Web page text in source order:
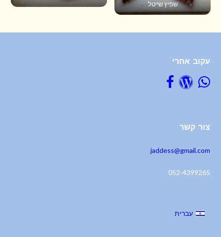
שפיץ שייטל
עקוב אחרי
צור קשר
jaddess@gmail.com
052-4399265
עברית